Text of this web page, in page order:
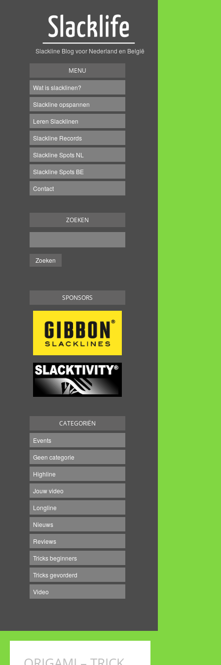
Slackline Blog voor Nederland en België
MENU
Wat is slacklinen?
Slackline opspannen
Leren Slacklinen
Slackline Records
Slackline Spots NL
Slackline Spots BE
Contact
ZOEKEN
SPONSORS
CATEGORIËN
Events
Geen categorie
Highline
Jouw video
Longline
Nieuws
Reviews
Tricks beginners
Tricks gevorderd
Video